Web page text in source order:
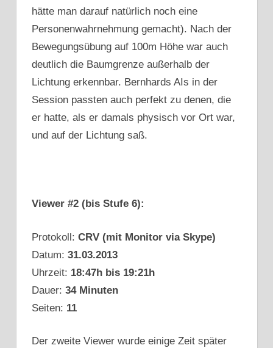
hätte man darauf natürlich noch eine
Personenwahrnehmung gemacht). Nach der
Bewegungsübung auf 100m Höhe war auch
deutlich die Baumgrenze außerhalb der
Lichtung erkennbar. Bernhards AIs in der
Session passten auch perfekt zu denen, die
er hatte, als er damals physisch vor Ort war,
und auf der Lichtung saß.
Viewer #2 (bis Stufe 6):
Protokoll: CRV (mit Monitor via Skype)
Datum: 31.03.2013
Uhrzeit: 18:47h bis 19:21h
Dauer: 34 Minuten
Seiten: 11
Der zweite Viewer wurde einige Zeit später